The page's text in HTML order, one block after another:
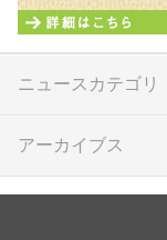
ニュースカテゴリ
アーカイブス